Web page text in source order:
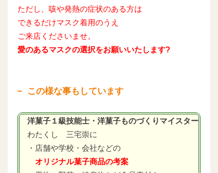
ただし、咳や発熱の症状のある方は
できるだけマスク着用のうえ
ご来店くださいませ。
愛のあるマスクの選択をお願いいたします?
この様な事もしています
洋菓子１級技能士・洋菓子ものづくりマイスター
わたくし 三宅崇に
・店舗や学校・会社などの
オリジナル菓子商品の考案